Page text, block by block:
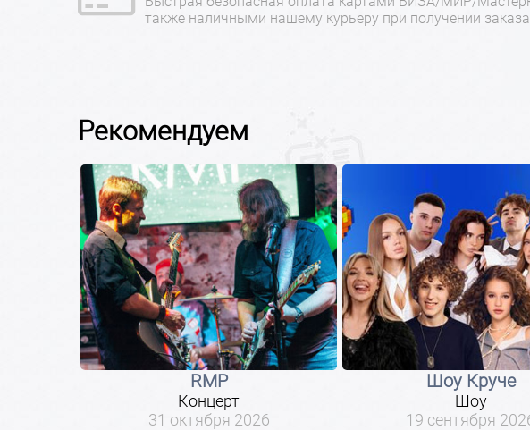
также наличными нашему курьеру при получении
Рекомендуем
RMP
Концерт
31 октября 2026
Шоу Круче
Шоу
19 сентября